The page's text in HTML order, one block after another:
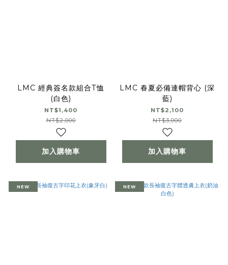
LMC 經典簽名款組合T恤
(白色)
NT$1,400
NT$2,000
加入購物車
LMC 春夏必備連帽背心 (深
藍)
NT$2,100
NT$3,000
加入購物車
NEW NEW